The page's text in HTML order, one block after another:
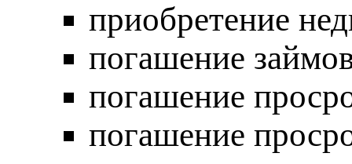
приобретение
погашение
погашение
погашение